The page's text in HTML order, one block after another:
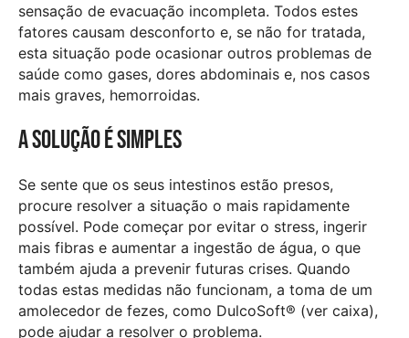
sensação de evacuação incompleta. Todos estes
fatores causam desconforto e, se não for tratada,
esta situação pode ocasionar outros problemas de
saúde como gases, dores abdominais e, nos casos
mais graves, hemorroidas.
A solução é simples
Se sente que os seus intestinos estão presos,
procure resolver a situação o mais rapidamente
possível. Pode começar por evitar o stress, ingerir
mais fibras e aumentar a ingestão de água, o que
também ajuda a prevenir futuras crises. Quando
todas estas medidas não funcionam, a toma de um
amolecedor de fezes, como DulcoSoft® (ver caixa),
pode ajudar a resolver o problema.